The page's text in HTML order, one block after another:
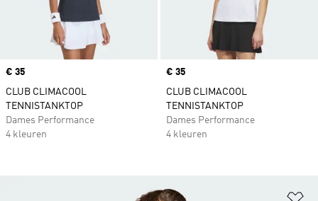
Price
€ 35
CLUB CLIMACOOL
TENNISTANKTOP
Dames Performance
4 kleuren
Price
€ 35
CLUB CLIMACOOL
TENNISTANKTOP
Dames Performance
4 kleuren